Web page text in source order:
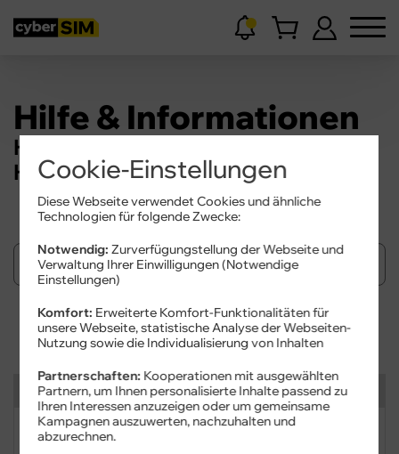
Hilfe & Informationen
Hier finden Sie Wissenswertes und
Hilfestellungen.
Suchen
Kategorien
FAQ: Am häufigsten gesucht
Cookie-Einstellungen
Diese Webseite verwendet Cookies und ähnliche
Technologien für folgende Zwecke:
Notwendig: Zurverfügungstellung der Webseite und
Verwaltung Ihrer Einwilligungen (Notwendige
Einstellungen)
Komfort: Erweiterte Komfort-Funktionalitäten für
unsere Webseite, statistische Analyse der Webseiten-
Nutzung sowie die Individualisierung von Inhalten
Partnerschaften: Kooperationen mit ausgewählten
Partnern, um Ihnen personalisierte Inhalte passend zu
Ihren Interessen anzuzeigen oder um gemeinsame
Kampagnen auszuwerten, nachzuhalten und
abzurechnen.